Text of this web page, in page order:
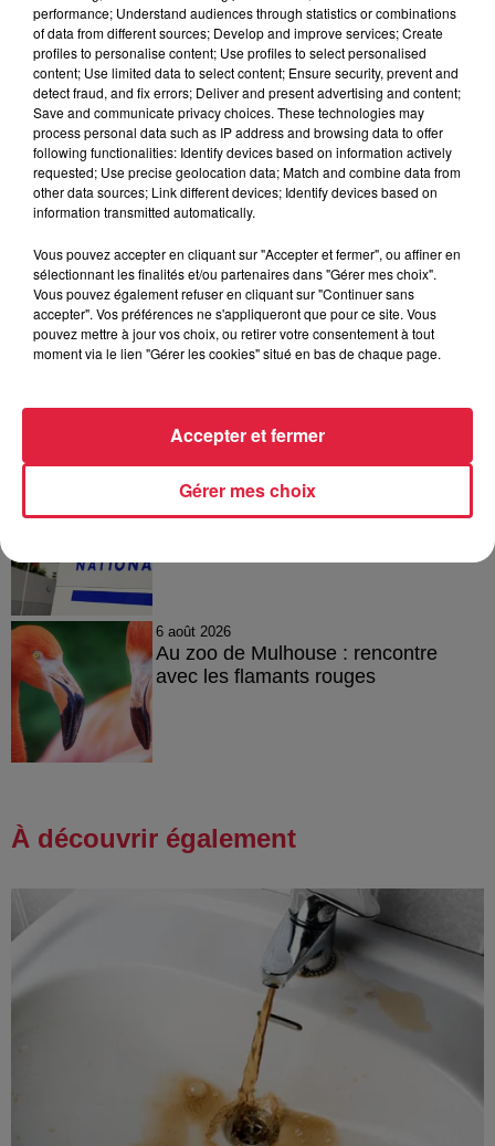
des contreforts des Vosges en fonction des axes, de la
circulation et de la dangerosité pour la circulation.
Les infos à suivre sur le site de la Sécurité Routière
Publié : 1er novembre 2021 à 11h44 - Modifié : 8 novembre
2021 à 13h40 Anne-Sophie Martin
A lire aussi
6 août 2026
À Hoerdt, de l’eau brune sort des
6 août 2026
6 août 2026
Au zoo de Mulhouse : rencontre
avec les flamants rouges
À découvrir également
performance; Understand audiences through statistics or combinations
of data from different sources; Develop and improve services; Create
profiles to personalise content; Use profiles to select personalised
content; Use limited data to select content; Ensure security, prevent and
detect fraud, and fix errors; Deliver and present advertising and content;
Save and communicate privacy choices. These technologies may
process personal data such as IP address and browsing data to offer
following functionalities: Identify devices based on information actively
requested; Use precise geolocation data; Match and combine data from
other data sources; Link different devices; Identify devices based on
information transmitted automatically.
Vous pouvez accepter en cliquant sur "Accepter et fermer", ou affiner en
sélectionnant les finalités et/ou partenaires dans "Gérer mes choix".
Vous pouvez également refuser en cliquant sur "Continuer sans
accepter". Vos préférences ne s'appliqueront que pour ce site. Vous
pouvez mettre à jour vos choix, ou retirer votre consentement à tout
moment via le lien "Gérer les cookies" situé en bas de chaque page.
Gérer mes choix
Accepter et fermer